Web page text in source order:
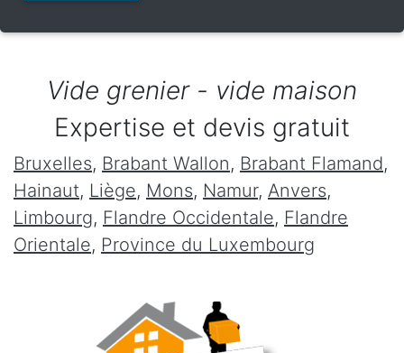
Vide grenier - vide maison
Expertise et devis gratuit
Bruxelles, Brabant Wallon, Brabant Flamand,
Hainaut, Liège, Mons, Namur, Anvers,
Limbourg, Flandre Occidentale, Flandre
Orientale, Province du Luxembourg